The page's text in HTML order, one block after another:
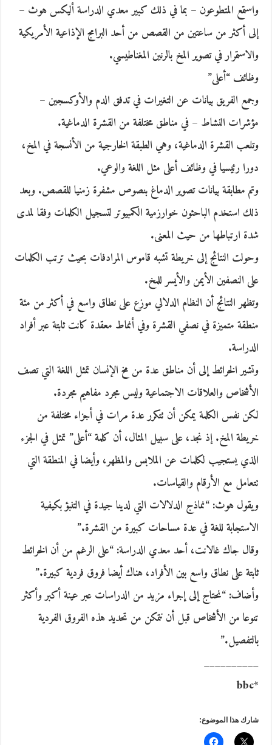
واستمع المتطوعون – بما في ذلك كبير معدي الدراسة أليكس هوث –
إلى أكثر من ساعتين من القصص من أحد البرامج الإذاعية الأمريكية
والاستمرار في تصوير المخ بالرنين المغناطيسي.
وظائف “أعلى”
وجمع الفريق بيانات عن التغيرات في تدفق الدم والأوكسجين –
مؤشرات النشاط – في مناطق مختلفة من القشرة الدماغية.
وتلعب القشرة الدماغية، وهي الطبقة الخارجية من الأنسجة في المخ،
دورا رئيسيا في وظائف أعلى مثل اللغة والوعي.
وتم مطابقة بيانات تصوير الدماغ بنصوص مشفرة زمنيا للقصص. وبعد
ذلك استخدم الباحثون خوارزمية الكمبيوتر لتسجيل الكلمات وفقا لمدى
شدة ارتباطها من حيث المعنى.
وحولت النتائج إلى خريطة تشبه قاموس المرادفات بحيث ترتب الكلمات
على النصفين الأيمن والأيسر للمخ.
وتظهر النتائج أن النظام الدلالي موزع على نطاق واسع في أكثر من مئة
منطقة متميزة في نصفي القشرة وفي أنماط معقدة كانت ثابتة عبر أفراد
الدراسة.
وتشير الخرائط إلى أن مناطق عدة من مخ الإنسان تمثل اللغة التي تصف
الأشخاص والعلاقات الاجتماعية وليس مجرد مفاهيم مجردة.
لكن نفس الكلمة يمكن أن تتكرر عدة مرات في أجزاء مختلفة من
خريطة المخ. إذ نجد، على سبيل المثال، أن كلمة “أعلى” تمثل في الجزء
الذي يستجيب لكلمات عن الملابس والمظهر، وأيضا في المنطقة التي
تتعامل مع الأرقام والقياسات.
ويقول هوث: “نماذج الدلالات التي لدينا جيدة في التنبؤ بكيفية
الاستجابة للغة في عدة مساحات كبيرة من القشرة.”
وقال جاك غالانت، أحد معدي الدراسة: “على الرغم من أن الخرائط
ثابتة على نطاق واسع بين الأفراد، هناك أيضا فروق فردية كبيرة.”
وأضاف: “نحتاج إلى إجراء مزيد من الدراسات عبر عينة أكبر وأكثر
تنوعا من الأشخاص قبل أن نتمكن من تحديد هذه الفروق الفردية
بالتفصيل.”
__________
*bbc
شارك هذا الموضوع: